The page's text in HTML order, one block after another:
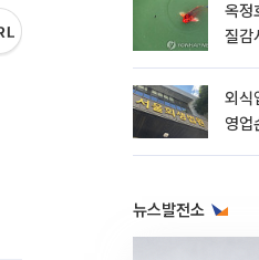
옥정
질감
외식
영
뉴스발전소